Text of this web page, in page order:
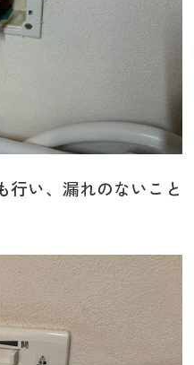
行い、漏れのないこと